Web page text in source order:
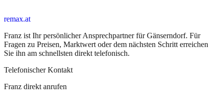
remax.at
Franz ist Ihr persönlicher Ansprechpartnerfür Gänserndorf. Für
Fragen zu Preisen, Marktwert oder dem nächsten Schritt erreichen
Sie ihn am schnellsten direkt telefonisch.
Telefonischer Kontakt
Franz direkt anrufen